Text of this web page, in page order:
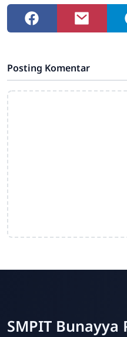
Posting Komentar
SMPIT Bunayya